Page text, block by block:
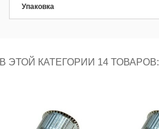
Упаковка
В ЭТОЙ КАТЕГОРИИ 14 ТОВАРОВ: